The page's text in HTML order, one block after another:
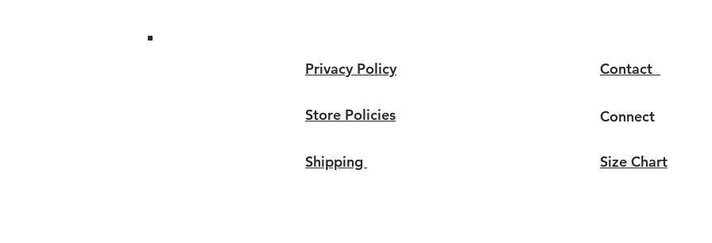
Privacy Policy
Store Policies
Shipping
Contact
Connect
Size Chart